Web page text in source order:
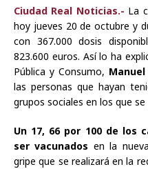
Ciudad Real Noticias.- La
hoy jueves 20 de octubre y
con 367.000 dosis
823.600 euros. Así lo ha
Pública y Consumo,
las personas que hayan
grupos sociales en los que
Un 17, 66 por 100 de los
ser vacunados en la
gripe que se realizará en la